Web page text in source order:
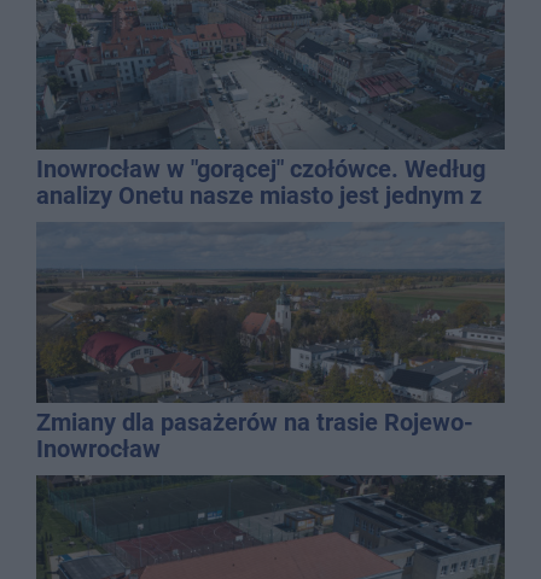
Inowrocław w "gorącej" czołówce. Według
analizy Onetu nasze miasto jest jednym z
najbardziej narażonych na upały
Zmiany dla pasażerów na trasie Rojewo-
Inowrocław